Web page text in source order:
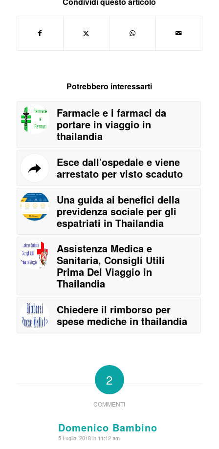
Potrebbero interessarti
Farmacie e i farmaci da
portare in viaggio in
thailandia
Esce dall’ospedale e viene
arrestato per visto scaduto
Una guida ai benefici della
previdenza sociale per gli
espatriati in Thailandia
Assistenza Medica e
Sanitaria, Consigli Utili
Prima Del Viaggio in
Thailandia
Chiedere il rimborso per
spese mediche in thailandia
2
COMMENTI
Domenico Bambino
dice:
5 Luglio, 2018 in 11:12 am